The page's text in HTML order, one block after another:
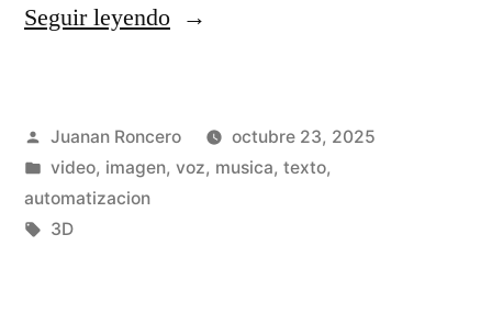
t
s
l
Seguir leyendo«
i
Publicado
por
Juanan Roncero
octubre 23, 2025
Publicado
en
video, imagen, voz, musica, texto,
automatizacion
Etiquetas:
3D